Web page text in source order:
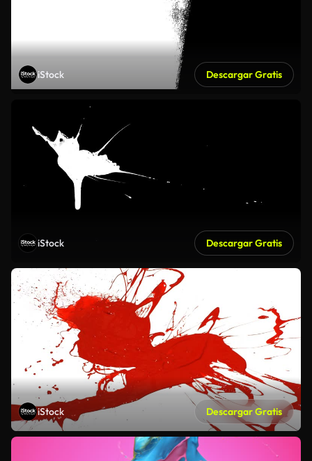
iStock Descargar Gratis
iStock Descargar Gratis
iStock Descargar Gratis